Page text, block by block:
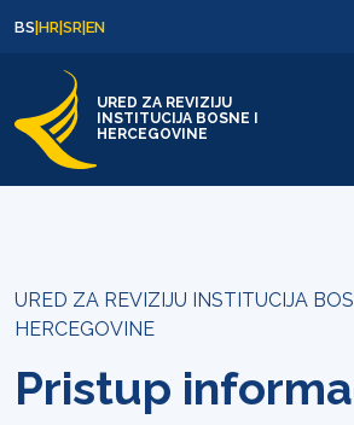
BS|HR|SR|EN
URED ZA REVIZIJU
INSTITUCIJA BOSNE I
HERCEGOVINE
URED ZA REVIZIJU INSTITUCIJA
HERCEGOVINE
Pristup